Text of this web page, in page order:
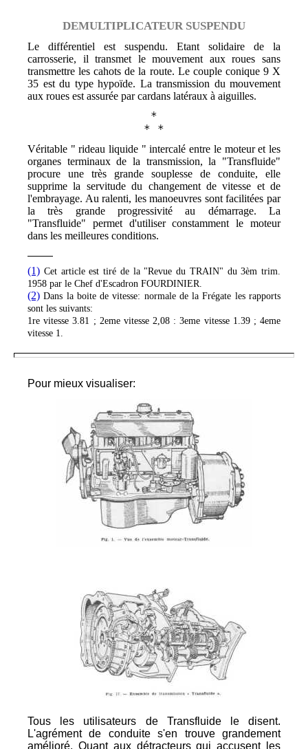
DEMULTIPLICATEUR SUSPENDU
Le différentiel est suspendu. Etant solidaire de la
carrosserie, il transmet le mouvement aux roues sans
transmettre les cahots de la route. Le couple conique 9 X
35 est du type hypoïde. La transmission du mouvement
aux roues est assurée par cardans latéraux à aiguilles.
*
* *
Véritable " rideau liquide " intercalé entre le moteur et les
organes terminaux de la transmission, la "Transfluide"
procure une très grande souplesse de conduite, elle
supprime la servitude du changement de vitesse et de
l'embrayage. Au ralenti, les manoeuvres sont facilitées par
la très grande progressivité au démarrage. La
"Transfluide" permet d'utiliser constamment le moteur
dans les meilleures conditions.
(1) Cet article est tiré de la "Revue du TRAIN" du 3èm trim.
1958 par le Chef d'Escadron FOURDINIER.
(2) Dans la boite de vitesse: normale de la Frégate les rapports
sont les suivants:
1re vitesse 3.81 ; 2eme vitesse 2,08 : 3eme vitesse 1.39 ; 4eme
vitesse 1.
Pour mieux visualiser:
Tous les utilisateurs de Transfluide le disent.
L'agrément de conduite s'en trouve grandement
amélioré. Quant aux détracteurs qui accusent les